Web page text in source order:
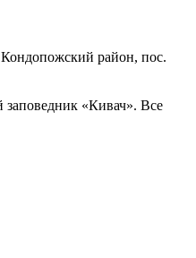
район, пос.
«Кивач». Все